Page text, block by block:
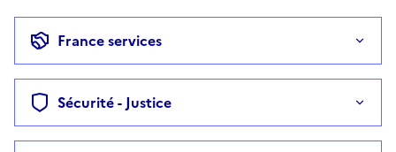
France services
Sécurité - Justice